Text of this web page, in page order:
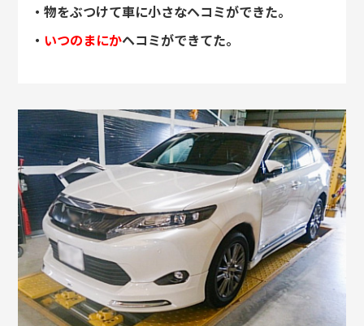
・物をぶつけて車に小さなヘコミができた。
・ いつのまにかヘコミができてた。